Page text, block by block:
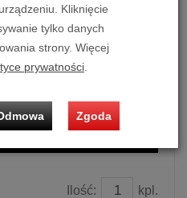
Ilość: kpl.
Kliknięcie
tylko danych
strony. Więcej
prywatności.
Zgoda